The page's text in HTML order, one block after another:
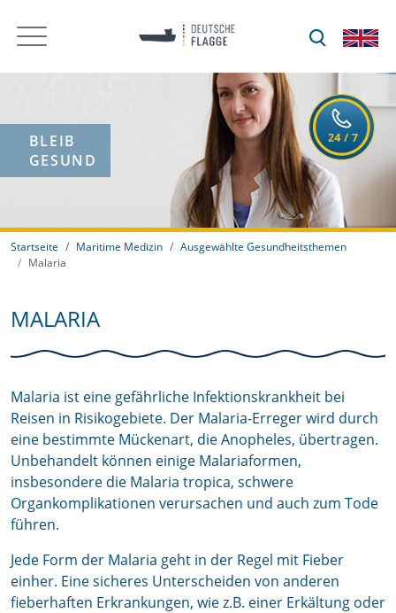
BLEIB
GESUND
Startseite Maritime Medizin
Ausgewählte Gesundheitsthemen
Malaria
MALARIA
Malaria ist eine gefährliche Infektionskrankheit bei
Reisen in Risikogebiete. Der Malaria-Erreger wird durch
eine bestimmte Mückenart, die Anopheles, übertragen.
Unbehandelt können einige Malariaformen,
insbesondere die Malaria tropica, schwere
Organkomplikationen verursachen und auch zum Tode
führen.
Jede Form der Malaria geht in der Regel mit Fieber
einher. Eine sicheres Unterscheiden von anderen
fieberhaften Erkrankungen, wie z.B. einer Erkältung oder